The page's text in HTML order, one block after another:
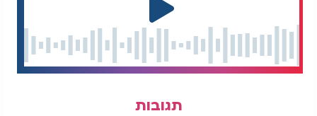
מאות אלפי לבבות פועמים עכשיו באמונה אחת:
"ה' אלוקינו ה' אחד!"
זו אינה רק סיסמה - זו תחושת חיים. העם הזה, שחי את
התורה ונושם אמונה, רואה בעיניו את הנס מתרחש.
תגובות